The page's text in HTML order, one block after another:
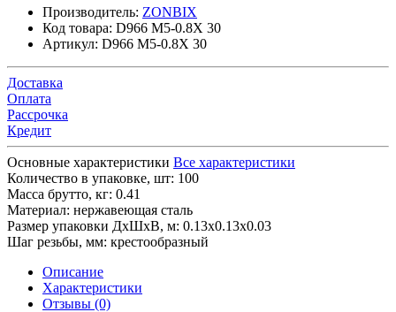
Производитель: ZONBIX
Код товара: D966 M5-0.8X 30
Артикул: D966 M5-0.8X 30
Доставка
Оплата
Рассрочка
Кредит
Основные характеристики Все характеристики
Количество в упаковке, шт: 100
Масса брутто, кг: 0.41
Материал: нержавеющая сталь
Размер упаковки ДхШхВ, м: 0.13x0.13x0.03
Шаг резьбы, мм: крестообразный
Описание
Характеристики
Отзывы (0)